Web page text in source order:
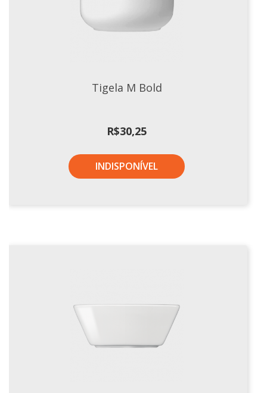
Tigela M Bold
R$30,25
INDISPONÍVEL